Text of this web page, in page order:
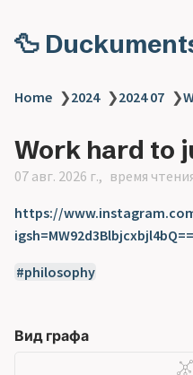
🦆
Home ❯2024 ❯2024 07 ❯
Work hard to
07 авг. 2026 г. время
https://
igsh=MW92d3Blbjcxbjl4bQ==
philosophy
Вид графа